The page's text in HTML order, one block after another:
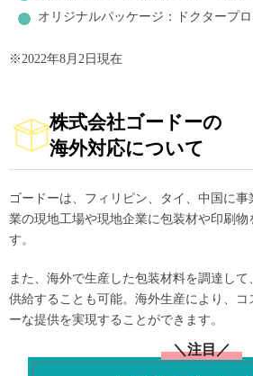
オリジナルパッケージ：ドクタープ
※2022年8月2日現在
株式会社ゴードーの
海外対応について
ゴードーは、フィリピン、タイ、中国に
業の現地工場や現地企業に包装材や印刷物
す。
また、海外で生産した包装材料を調達し
供給することも可能。海外生産により、コ
ーな提供を実現することができます。
＼注目／